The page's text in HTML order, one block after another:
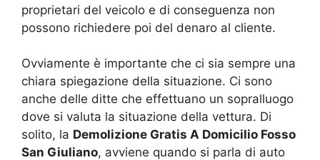
proprietari del veicolo e di conseguenza non
possono richiedere poi del denaro al cliente.
Ovviamente è importante che ci sia sempre una
chiara spiegazione della situazione. Ci sono
anche delle ditte che effettuano un sopralluogo
dove si valuta la situazione della vettura. Di
solito, la Demolizione Gratis A Domicilio Fosso
San Giuliano, avviene quando si parla di auto